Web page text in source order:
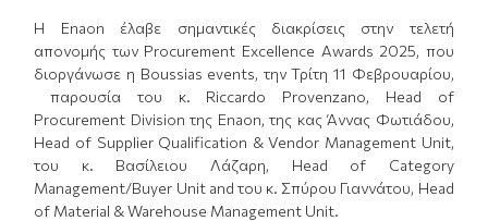
Η Enaon έλαβε σημαντικές διακρίσεις στην τελετή
απονομής των Procurement Excellence Awards 2025, που
διοργάνωσε η Boussias events, την Τρίτη 11 Φεβρουαρίου,
παρουσία του κ. Riccardo Provenzano, Head of
Procurement Division της Enaon, της κας Άννας Φωτιάδου,
Head of Supplier Qualification & Vendor Management Unit,
του κ. Βασίλειου Λάζαρη, Head of Category
Management/Buyer Unit and του κ. Σπύρου Γιαννάτου, Head
of Material & Warehouse Management Unit.